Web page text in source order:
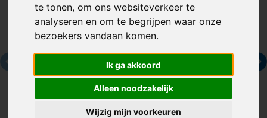
te tonen, om ons websiteverkeer te
analyseren en om te begrijpen waar onze
bezoekers vandaan komen.
Ik ga akkoord
Alleen noodzakelijk
Wijzig mijn voorkeuren